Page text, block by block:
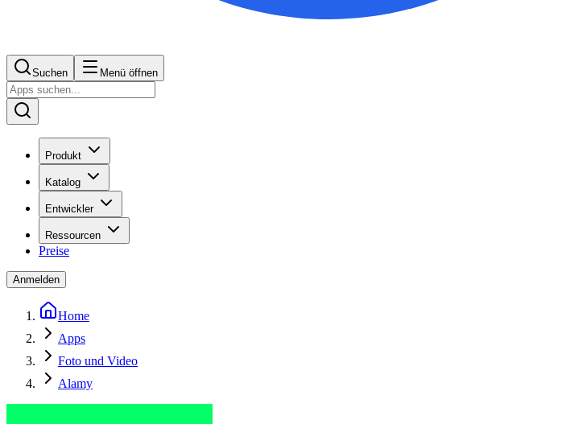
Suchen Menü öffnen
Produkt
Katalog
Entwickler
Ressourcen
Preise
Anmelden
Home
Apps
Foto und Video
Alamy